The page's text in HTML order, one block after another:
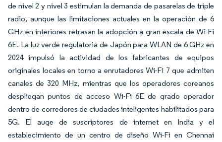
de nivel 2 y nivel 3 estimulan la demanda de pasarelas de triple
radio, aunque las limitaciones actuales en la operación de 6
GHz en interiores retrasan la adopción a gran escala de Wi-Fi
6E. La luz verde regulatoria de Japón para WLAN de 6 GHz en
2024 impulsó la actividad de los fabricantes de equipos
originales locales en torno a enrutadores Wi-Fi 7 que admiten
canales de 320 MHz, mientras que los operadores coreanos
despliegan puntos de acceso Wi-Fi 6E de grado operador
dentro de corredores de ciudades inteligentes habilitados para
5G. El auge de suscriptores de internet en India y el
establecimiento de un centro de diseño Wi-Fi en Chennai